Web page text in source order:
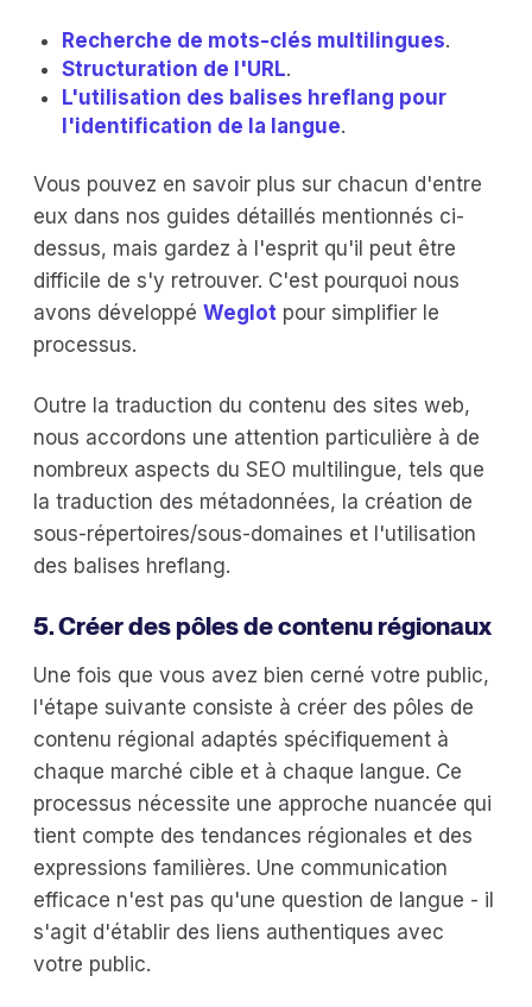
Recherche de mots-clés multilingues.
Structuration de l'URL.
L'utilisation des balises hreflang pour
l'identification de la langue.
Vous pouvez en savoir plus sur chacun d'entre
eux dans nos guides détaillés mentionnés ci-
dessus, mais gardez à l'esprit qu'il peut être
difficile de s'y retrouver. C'est pourquoi nous
avons développé Weglot pour simplifier le
processus.
Outre la traduction du contenu des sites web,
nous accordons une attention particulière à de
nombreux aspects du SEO multilingue, tels que
la traduction des métadonnées, la création de
sous-répertoires/sous-domaines et l'utilisation
des balises hreflang.
5. Créer des pôles de contenu régionaux
Une fois que vous avez bien cerné votre public,
l'étape suivante consiste à créer des pôles de
contenu régional adaptés spécifiquement à
chaque marché cible et à chaque langue. Ce
processus nécessite une approche nuancée qui
tient compte des tendances régionales et des
expressions familières. Une communication
efficace n'est pas qu'une question de langue - il
s'agit d'établir des liens authentiques avec
votre public.